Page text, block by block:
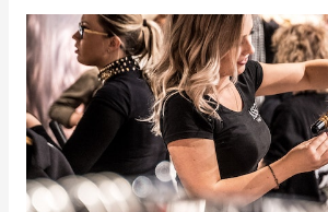
opstellen